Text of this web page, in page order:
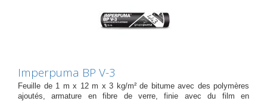
Imperpuma BP V-3
Feuille de 1 m x 12 m x 3 kg/m² de bitume avec des polymères
ajoutés, armature en fibre de verre, finie avec du film en